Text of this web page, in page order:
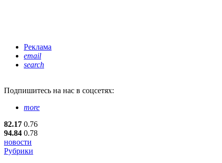
Реклама
email
search
Подпишитесь на нас в соцсетях:
more
82.17 0.76
94.84 0.78
новости
Рубрики